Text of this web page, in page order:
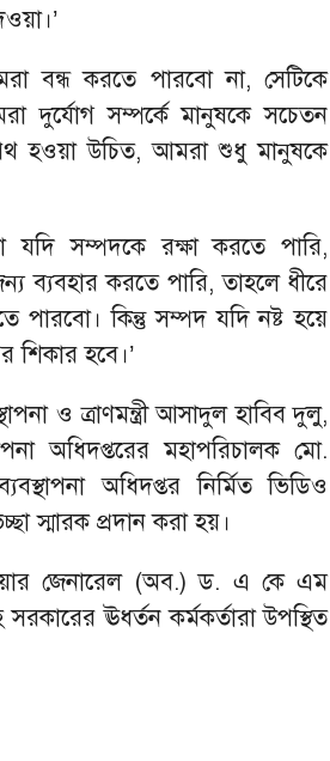
বন্ধ করতে পারবো না, সেটিকে
দুর্যোগ সম্পর্কে মানুষকে সচেতন
হওয়া উচিত, আমরা শুধু মানুষকে
সম্পদকে রক্ষা করতে পারি,
ব্যবহার করতে পারি, তাহলে ধীরে
কিন্তু সম্পদ যদি নষ্ট হয়ে
শিকার হবে।’
ও ত্রাণমন্ত্রী আসাদুল হাবিব দুলু,
অধিদপ্তরের মহাপরিচালক মো.
অধিদপ্তর নির্মিত ভিডিও
স্মারক প্রদান করা হয়।
জেনারেল (অব.) ড. এ কে এম
ঊধর্তন কর্মকর্তারা উপস্থিত